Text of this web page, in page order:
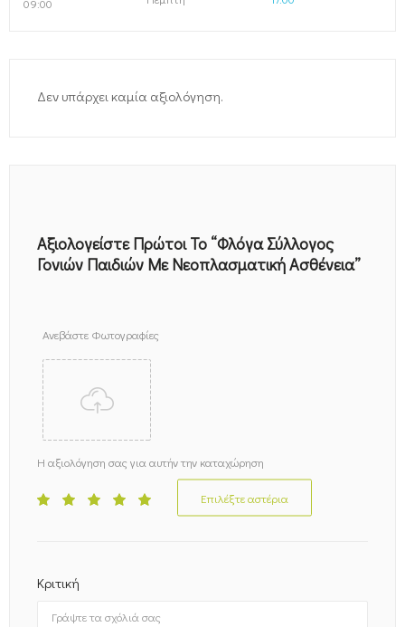
09:00
Δεν υπάρχει καμία αξιολόγηση.
Αξιολογείστε Πρώτοι Το “Φλόγα Σύλλογος
Γονιών Παιδιών Με Νεοπλασματική Ασθένεια”
Ανεβάστε Φωτογραφίες
Η αξιολόγηση σας για αυτήν την καταχώρηση
Επιλέξτε αστέρια
Κριτική